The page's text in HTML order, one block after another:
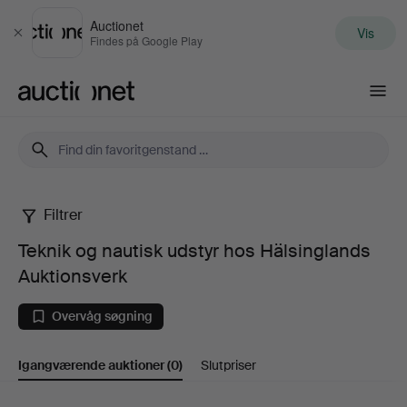
Luk
Auctionet
Findes på Google Play Vis
Teknik
og
nautisk
udstyr
Filtrer
Teknik og nautisk udstyr hos Hälsinglands
Auktionsverk
Overvåg søgning
Igangværende auktioner(0) Slutpriser